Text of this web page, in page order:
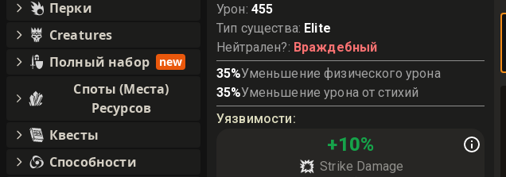
Урон: 455
Тип существа: Elite
Нейтрален?: Враждебный
35%Уменьшение физического урона
35%Уменьшение урона от стихий
Уязвимости:
+10%
Strike Damage
Перки
Creatures
Полный набор
new
Споты (Места)
Ресурсов
Квесты
Способности